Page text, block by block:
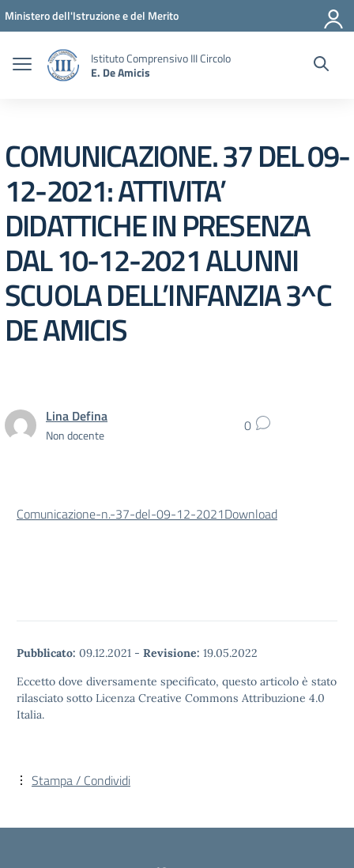
Vai ai contenuti
Vai al menu di navigazione
Vai al footer
Ministero dell'Istruzione e del Merito
Istituto Comprensivo III Circolo
E. De Amicis
COMUNICAZIONE. 37 DEL 09-
12-2021: ATTIVITA’
DIDATTICHE IN PRESENZA
DAL 10-12-2021 ALUNNI
SCUOLA DELL’INFANZIA 3^C
DE AMICIS
Lina Defina
Non docente 0
Comunicazione-n.-37-del-09-12-2021Download
Pubblicato: 09.12.2021 - Revisione: 19.05.2022
Eccetto dove diversamente specificato, questo articolo è stato
rilasciato sotto Licenza Creative Commons Attribuzione 4.0
Italia.
Stampa / Condividi